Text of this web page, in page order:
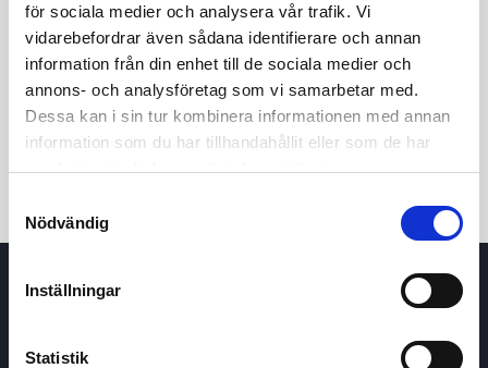
för sociala medier och analysera vår trafik. Vi
vidarebefordrar även sådana identifierare och annan
information från din enhet till de sociala medier och
annons- och analysföretag som vi samarbetar med.
Dessa kan i sin tur kombinera informationen med annan
information som du har tillhandahållit eller som de har
samlat in när du har använt deras tjänster.
Nödvändig
Inställningar
Statistik
24t 7d 1m 3m 1å 5å
Köp / Sälj